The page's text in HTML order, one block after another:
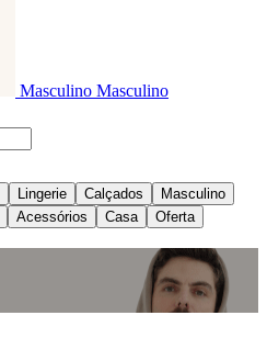
Masculino Masculino
Lingerie Calçados
Masculino
Acessórios Casa Oferta